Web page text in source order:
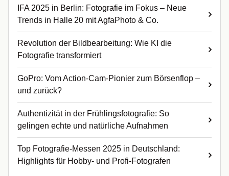
IFA 2025 in Berlin: Fotografie im Fokus – Neue
Trends in Halle 20 mit AgfaPhoto & Co.
Revolution der Bildbearbeitung: Wie KI die
Fotografie transformiert
GoPro: Vom Action-Cam-Pionier zum Börsenflop –
und zurück?
Authentizität in der Frühlingsfotografie: So
gelingen echte und natürliche Aufnahmen
Top Fotografie-Messen 2025 in Deutschland:
Highlights für Hobby- und Profi-Fotografen